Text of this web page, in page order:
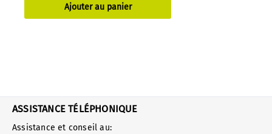
Ajouter au panier
ASSISTANCE TÉLÉPHONIQUE
Assistance et conseil au: